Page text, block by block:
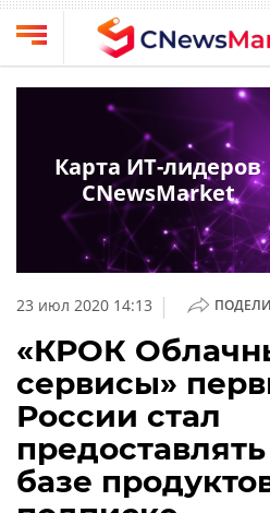
Выбрать
провайдера
Компании
обзоры
кабинет
О
проекте
CNews
Аналитика
CNews
Конференции
Техника
23 июл 2020 14:13 |
«КРОК
сервисы»
России стал
базе
Карта ИТ-лидеров
CNewsMarket